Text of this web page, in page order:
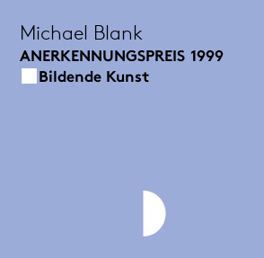
Michael Blank
ANERKENNUNGSPREIS 1999
Bildende Kunst